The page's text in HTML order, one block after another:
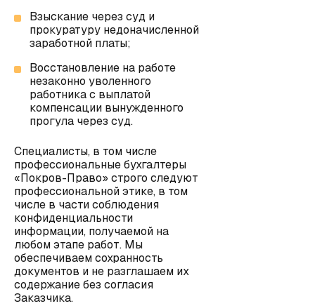
Взыскание через суд и
прокуратуру недоначисленной
заработной платы;
Восстановление на работе
незаконно уволенного
работника с выплатой
компенсации вынужденного
прогула через суд.
Специалисты, в том числе
профессиональные бухгалтеры
«Покров-Право» строго следуют
профессиональной этике, в том
числе в части соблюдения
конфиденциальности
информации, получаемой на
любом этапе работ. Мы
обеспечиваем сохранность
документов и не разглашаем их
содержание без согласия
Заказчика.